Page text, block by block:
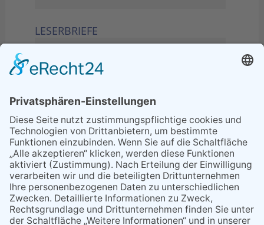
LESERBRIEFE
Sperrung B455: Kleiner
Grenzverkehr statt weite Wege
21.04.2026
Wenn Bahn-Computer nicht
miteinander kommunizieren
11.03.2026
"Plakatverbot für überregionale
Demos"
04.02.2026
Gelbe Tonne – Ein kleiner Blick
über den Tellerand
04.02.2026